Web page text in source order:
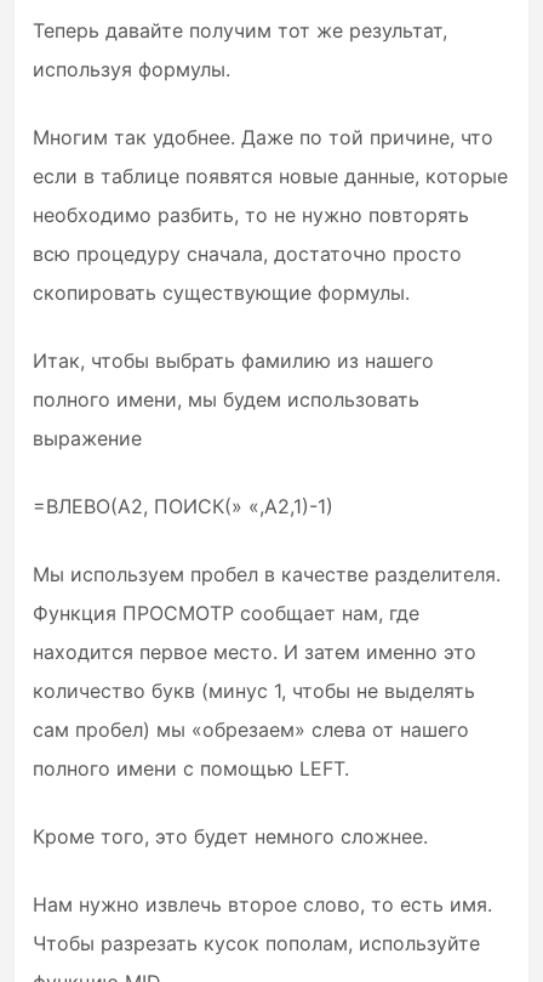
Теперь давайте получим тот же результат,
используя формулы.
Многим так удобнее. Даже по той причине, что
если в таблице появятся новые данные, которые
необходимо разбить, то не нужно повторять
всю процедуру сначала, достаточно просто
скопировать существующие формулы.
Итак, чтобы выбрать фамилию из нашего
полного имени, мы будем использовать
выражение
=ВЛЕВО(A2, ПОИСК(» «,A2,1)-1)
Мы используем пробел в качестве разделителя.
Функция ПРОСМОТР сообщает нам, где
находится первое место. И затем именно это
количество букв (минус 1, чтобы не выделять
сам пробел) мы «обрезаем» слева от нашего
полного имени с помощью LEFT.
Кроме того, это будет немного сложнее.
Нам нужно извлечь второе слово, то есть имя.
Чтобы разрезать кусок пополам, используйте